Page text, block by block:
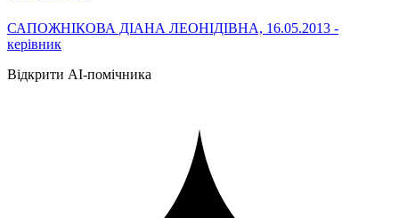
САПОЖНІКОВА ДІАНА ЛЕОНІДІВНА, 16.05.2013 -
керівник
Відкрити AI-помічника